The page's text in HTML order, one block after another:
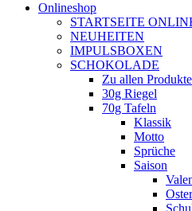
Onlineshop
STARTSEITE
NEUHEITEN
IMPULSBOXEN
SCHOKOLADE
Zu allen
30g Riegel
70g Tafeln
Klassik
Motto
Sprüche
Saison